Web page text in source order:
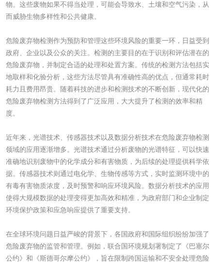
物。这些废物如果不得当处理，可能会导致水、土壤和空气污染，从
而威胁生物多样性和公共健康。
危险废弃物检测作为预防和管理这些环境风险的重要一环，日益受到
政府、企业以及公众的关注。检测的主要目的在于识别和评估潜在的
危险废弃物，并制定合适的处理和处置方案。传统的检测方法包括实
地取样和化验分析，这些方法尽管具有准确性高的优点，但通常耗时
耗力且费用昂贵。随着科技的进步和检测技术的不断创新，现代化的
危险废弃物检测方法得到了广泛应用，大大提升了检测的效率和精
度。
近年来，光谱技术、传感器技术以及数据分析技术在危险废弃物检测
领域的应用逐渐增多。光谱技术通过分析废物的光谱特征，可以快速
准确地识别废物中的化学成分和有害物质，为后续的处理提供科学依
据。传感器技术则通过电化学、生物传感等方式，实时监测环境中的
有毒有害物质浓度，及时预警和响应环境风险。数据分析技术的应用
使得大规模数据的处理变得更加高效和精准，为政府部门和企业制定
环境保护政策和应急响应提供了重要支持。
在全球环境问题日益严峻的背景下，各国政府和国际组织纷纷加强了
危险废弃物的监管和管理。例如，联合国环境规划署制定了《巴塞尔
公约》和《斯德哥尔摩公约》，旨在限制跨国运输和不安全处理危险
防霉检测 霉菌污染分析
微生物检测
化妆品
化妆品眼刺激试验 化妆品皮肤刺激试
验
化妆品急性经口毒
化妆品皮肤变态反
皮肤光变态反应试
日化产品
洗衣液检测 洗涤剂检测